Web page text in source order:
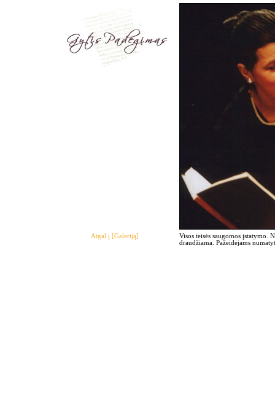
Atgal į [Galeriją]
Visos teisės saugomos
draudžiama. Pažeidėjams